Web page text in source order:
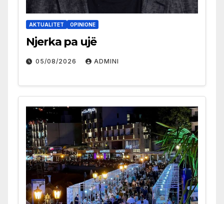
AKTUALITET OPINIONE
Njerka pa ujë
05/08/2026 ADMINI